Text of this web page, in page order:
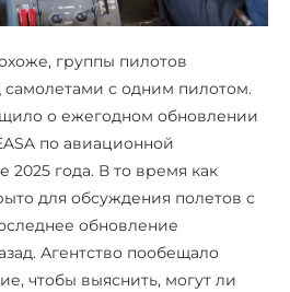
группы пилотов
с одним пилотом.
о ежегодном обновлении
по авиационной
2025 года. В то время как
для обсуждения полетов с
обновление
Агентство пообещало
чтобы выяснить, могут ли